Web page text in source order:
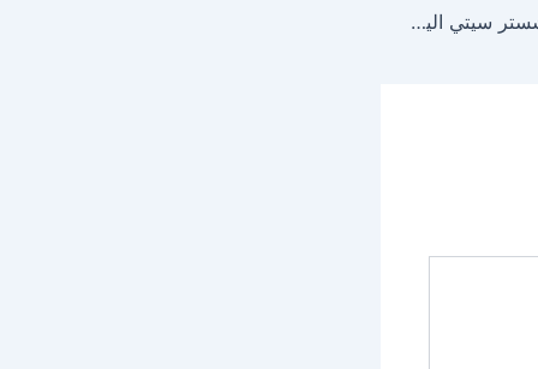
مباراة ريال مدريد ومانشستر سيتي اليوم في دوري أبطال أوروبا 2026